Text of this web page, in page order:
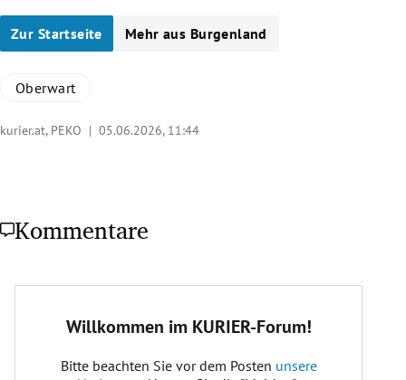
Zur Startseite Mehr aus Burgenland
Oberwart
kurier.at, PEKO | 05.06.2026, 11:44
Kommentare